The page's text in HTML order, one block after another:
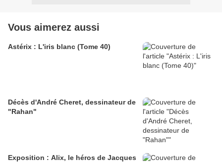
Vous aimerez aussi
Astérix : L'iris blanc (Tome 40)
Décès d'André Cheret, dessinateur de
"Rahan"
Exposition : Alix, le héros de Jacques